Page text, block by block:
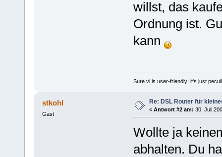
willst, das
Ordnung ist.
kann
Sure vi is user-friendly; it's just
stkohl
Gast
Re: DSL Router für
« Antwort #2 am: 30. Juli
Wollte ja
abhalten. Du